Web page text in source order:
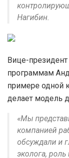
Нагибин.
Вице-
программам
примере одной
делает модель
«Мы
компанией
обсуждали и
эколога,